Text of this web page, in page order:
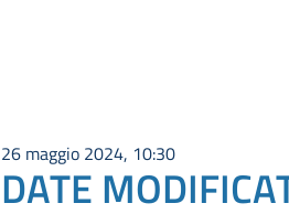
26 maggio 2024, 10:30
DATE